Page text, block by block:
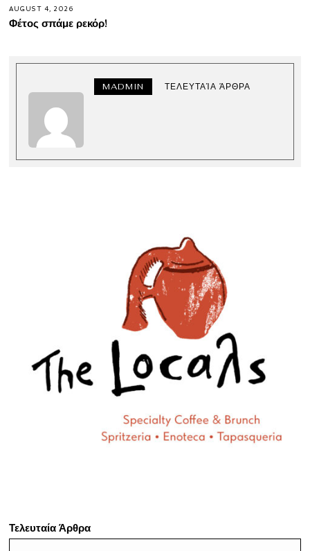
AUGUST 4, 2026
Φέτος σπάμε ρεκόρ!
MADMIN ΤΕΛΕΥΤΑΊΑ ΆΡΘΡΑ
Τελευταία Άρθρα